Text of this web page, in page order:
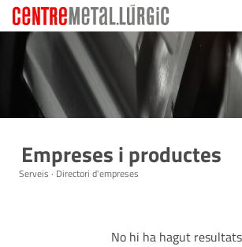
Empreses i productes
Serveis · Directori d'empreses
No hi ha hagut resultats